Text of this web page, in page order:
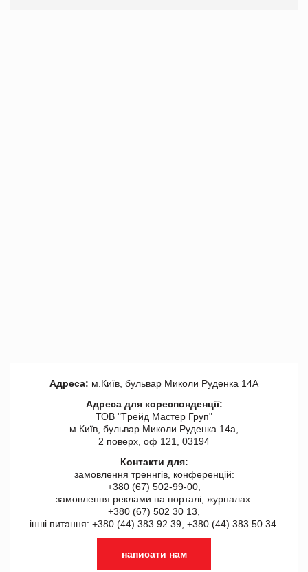
Адреса: м.Київ, бульвар Миколи Руденка 14А
Адреса для кореспонденції:
ТОВ "Tрейд Мастер Груп"
м.Київ, бульвар Миколи Руденка 14а,
2 поверх, оф 121, 03194
Контакти для:
замовлення треннгів, конференцій:
+380 (67) 502-99-00,
замовлення реклами на порталі, журналах:
+380 (67) 502 30 13,
інші питання: +380 (44) 383 92 39, +380 (44) 383 50 34.
написати нам